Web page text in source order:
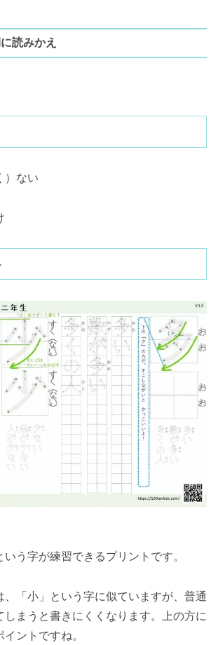
読みかえ
）ない
いう字が練習できるプリントです。
、「小」という字に似ていますが、普通
しまうと書きにくくなります。上の方に
ントですね。